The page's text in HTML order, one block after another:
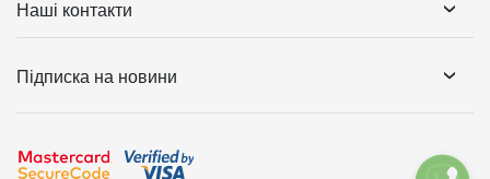
Наші контакти
Підписка на новини